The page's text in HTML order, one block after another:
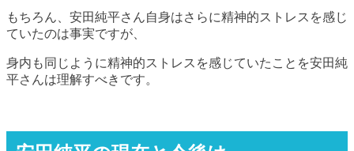
もちろん、安田純平さん自身はさらに精神的ストレスを感じ
ていたのは事実ですが、
身内も同じように精神的ストレスを感じていたことを安田純
平さんは理解すべきです。